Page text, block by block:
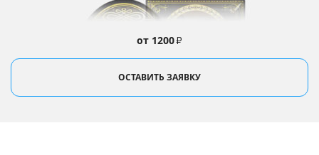
от 1200₽
ОСТАВИТЬ ЗАЯВКУ